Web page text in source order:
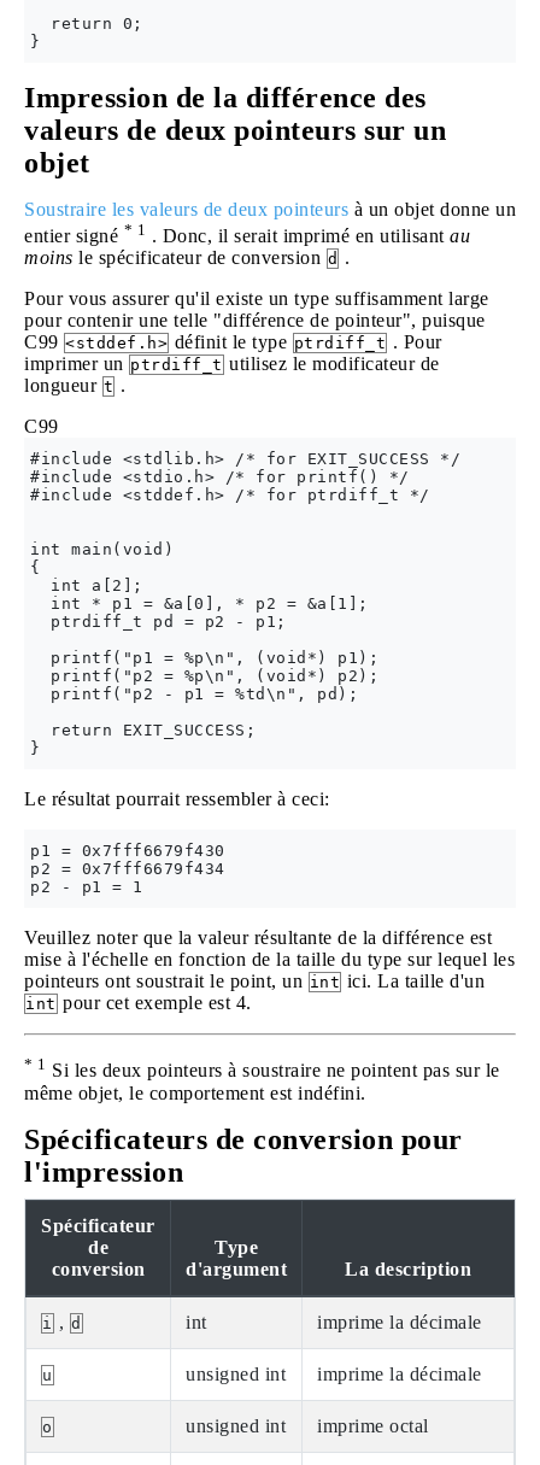
  return 0;
Impression de la différence des
valeurs de deux pointeurs sur un
objet
Soustraire les valeurs de deux pointeurs à un objet donne un
entier signé * 1 . Donc, il serait imprimé en utilisant au
moins le spécificateur de conversion d .
Pour vous assurer qu'il existe un type suffisamment large
pour contenir une telle "différence de pointeur", puisque
C99 <stddef.h> définit le type ptrdiff_t . Pour
imprimer un ptrdiff_t utilisez le modificateur de
longueur t .
C99
#include <stdlib.h> /* for EXIT_SUCCESS */
#include <stdio.h> /* for printf() */
#include <stddef.h> /* for ptrdiff_t */
int main(void)
{
  int a[2];
  int * p1 = &a[0], * p2 = &a[1];
  ptrdiff_t pd = p2 - p1;
  printf("p1 = %p\n", (void*) p1);
  printf("p2 = %p\n", (void*) p2);
  printf("p2 - p1 = %td\n", pd);
  return EXIT_SUCCESS;
Le résultat pourrait ressembler à ceci:
p1 = 0x7fff6679f430
p2 = 0x7fff6679f434
Veuillez noter que la valeur résultante de la différence est
mise à l'échelle en fonction de la taille du type sur lequel les
pointeurs ont soustrait le point, un int ici. La taille d'un
int pour cet exemple est 4.
* 1 Si les deux pointeurs à soustraire ne pointent pas sur le
même objet, le comportement est indéfini.
Spécificateurs de conversion pour
l'impression
Spécificateur
de
conversion
Type
d'argument
La description
i , d int imprime la décimale
u unsigned int imprime la décimale
o unsigned int imprime octal